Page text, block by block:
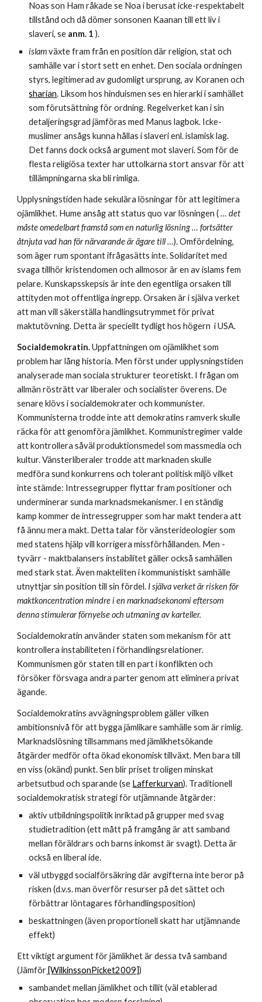
Noas son Ham råkade se Noa i berusat icke-respektabelt
tillstånd och då dömer sonsonen Kaanan till ett liv i
slaveri, se anm. 1 ).
islam växte fram från en position där religion, stat och
samhälle var i stort sett en enhet. Den sociala ordningen
sharian. Liksom hos hinduismen ses en hierarki i samhället
som förutsättning för ordning. Regelverket kan i sin
detaljeringsgrad jämföras med Manus lagbok. Icke-
muslimer ansågs kunna hållas i slaveri enl. islamisk lag.
Det fanns dock också argument mot slaveri. Som för de
flesta religiösa texter har uttolkarna stort ansvar för att
tillämpningarna ska bli rimliga.
Upplysningstiden hade sekulära lösningar för att legitimera
ojämlikhet. Hume ansåg att status quo var lösningen ( … det
måste omedelbart framstå som en naturlig lösning … fortsätter
åtnjuta vad han för närvarande är ägare till …). Omfördelning,
som äger rum spontant ifrågasätts inte. Solidaritet med
svaga tillhör kristendomen och allmosor är en av islams fem
pelare. Kunskapsskepsis är inte den egentliga orsaken till
attityden mot offentliga ingrepp. Orsaken är i själva verket
att man vill säkerställa handlingsutrymmet för privat
maktutövning. Detta är speciellt tydligt hos högern  i USA.
Socialdemokratin. Uppfattningen om ojämlikhet som
problem har lång historia. Men först under upplysningstiden
analyserade man sociala strukturer teoretiskt. I frågan om
allmän rösträtt var liberaler och socialister överens. De
senare klövs i socialdemokrater och kommunister.
Kommunisterna trodde inte att demokratins ramverk skulle
räcka för att genomföra jämlikhet. Kommunistregimer valde
att kontrollera såväl produktionsmedel som massmedia och
kultur. Vänsterliberaler trodde att marknaden skulle
medföra sund konkurrens och tolerant politisk miljö vilket
inte stämde: Intressegrupper flyttar fram positioner och
underminerar sunda marknadsmekanismer. I en ständig
kamp kommer de intressegrupper som har makt tendera att
få ännu mera makt. Detta talar för vänsterideologier som
med statens hjälp vill korrigera missförhållanden. Men -
tyvärr - maktbalansers instabilitet gäller också samhällen
med stark stat. Även makteliten i kommunistiskt samhälle
utnyttjar sin position till sin fördel. I själva verket är risken för
maktkoncentration mindre i en marknadsekonomi eftersom
denna stimulerar förnyelse och utmaning av karteller.
Socialdemokratin använder staten som mekanism för att
kontrollera instabiliteten i förhandlingsrelationer.
Kommunismen gör staten till en part i konflikten och
försöker försvaga andra parter genom att eliminera privat
ägande.
Socialdemokratins avvägningsproblem gäller vilken
ambitionsnivå för att bygga jämlikare samhälle som är rimlig.
Marknadslösning tillsammans med jämlikhetsökande
åtgärder medför ofta ökad ekonomisk tillväxt. Men bara till
en viss (okänd) punkt. Sen blir priset troligen minskat
arbetsutbud och sparande (se Lafferkurvan). Traditionell
socialdemokratisk strategi för utjämnande åtgärder:
aktiv utbildningspolitik inriktad på grupper med svag
studietradition (ett mått på framgång är att samband
mellan föräldrars och barns inkomst är svagt). Detta är
också en liberal ide.
väl utbyggd socialförsäkring där avgifterna inte beror på
risken (d.v.s. man överför resurser på det sättet och
förbättrar löntagares förhandlingsposition)
beskattningen (även proportionell skatt har utjämnande
effekt)
Ett viktigt argument för jämlikhet är dessa två samband
(Jämför [WilkinssonPicket2009])
sambandet mellan jämlikhet och tillit (väl etablerad